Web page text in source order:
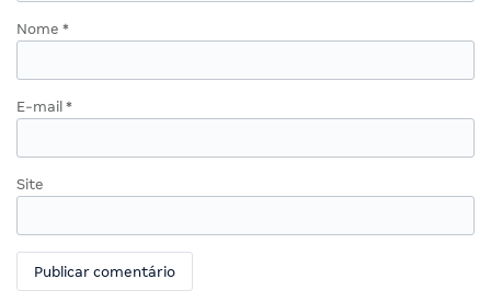
Nome *
E-mail *
Site